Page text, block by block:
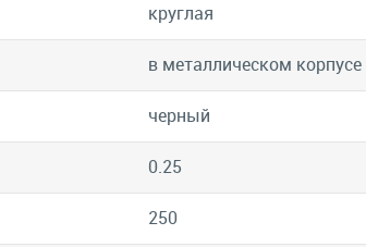
круглая
в металлическом корпусе
черный
0.25
250